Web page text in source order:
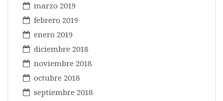
marzo 2019
febrero 2019
enero 2019
diciembre 2018
noviembre 2018
octubre 2018
septiembre 2018